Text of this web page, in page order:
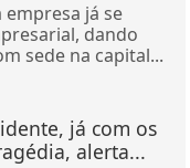
já se
dando
sede na capital...
já com os
alerta...